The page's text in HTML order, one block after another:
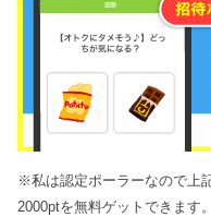
※私は認定ポーラーなので上
2000ptを無料ゲットできます。